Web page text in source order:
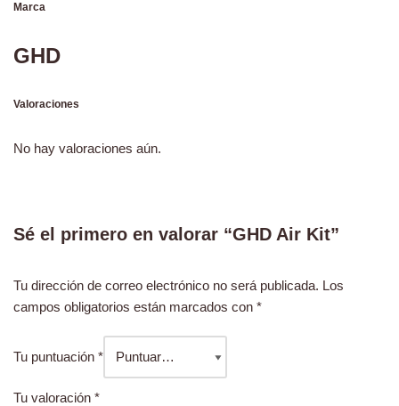
Marca
GHD
Valoraciones
No hay valoraciones aún.
Sé el primero en valorar “GHD Air Kit”
Tu dirección de correo electrónico no será publicada. Los
campos obligatorios están marcados con *
Tu puntuación *
Tu valoración *